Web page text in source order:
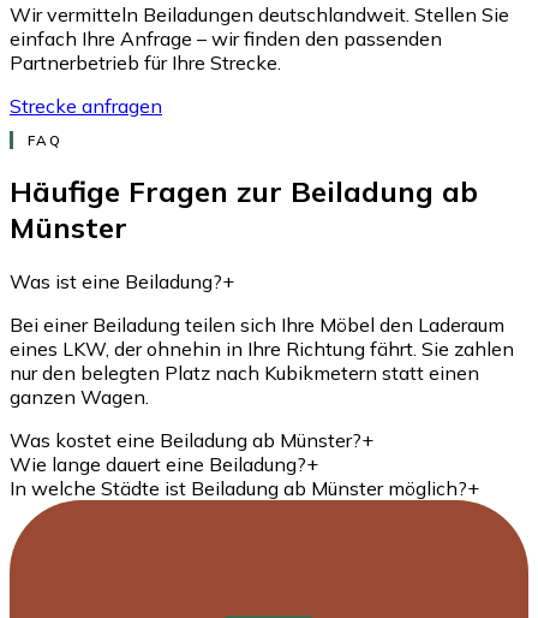
Wir vermitteln Beiladungen deutschlandweit. Stellen Sie
einfach Ihre Anfrage – wir finden den passenden
Partnerbetrieb für Ihre Strecke.
Strecke anfragen
FAQ
Häufige Fragen zur Beiladung ab
Münster
Was ist eine Beiladung?+
Bei einer Beiladung teilen sich Ihre Möbel den Laderaum
eines LKW, der ohnehin in Ihre Richtung fährt. Sie zahlen
nur den belegten Platz nach Kubikmetern statt einen
ganzen Wagen.
Was kostet eine Beiladung ab Münster?+
Wie lange dauert eine Beiladung?+
In welche Städte ist Beiladung ab Münster möglich?+